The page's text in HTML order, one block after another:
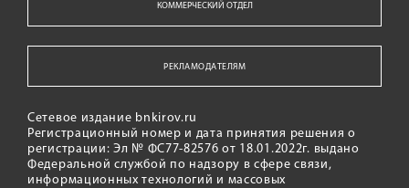
КОММЕРЧЕСКИЙ ОТДЕЛ
РЕКЛАМОДАТЕЛЯМ
Сетевое издание bnkirov.ru
Регистрационный номер и дата принятия решения о
регистрации: Эл № ФС77-82576 от 18.01.2022г. выдано
Федеральной службой по надзору в сфере связи,
информационных технологий и массовых